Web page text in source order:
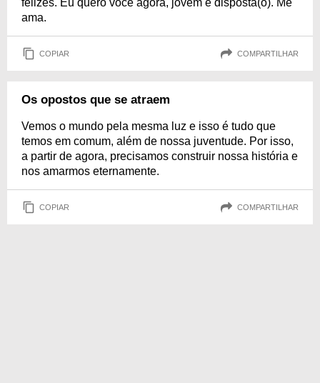
felizes. Eu quero você agora, jovem e disposta(o). Me
ama.
COPIAR COMPARTILHAR
Os opostos que se atraem
Vemos o mundo pela mesma luz e isso é tudo que
temos em comum, além de nossa juventude. Por isso,
a partir de agora, precisamos construir nossa história e
nos amarmos eternamente.
COPIAR COMPARTILHAR